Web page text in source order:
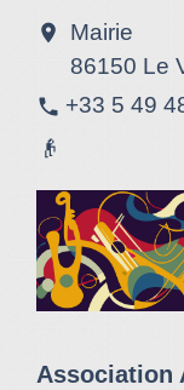
location_on
Mairie
86150 Le
phone +33 5 49
👴
Association